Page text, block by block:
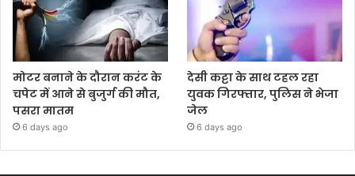
मोटर बनाने के दौरान करंट के
चपेट में आने से बुजुर्ग की मौत,
पसरा मातम
6 days ago
देसी कट्टा के साथ टहल रहा
युवक गिरफ्तार, पुलिस ने भेजा
जेल
6 days ago